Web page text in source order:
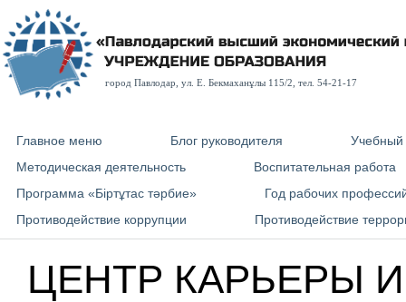
город Павлодар, ул. E. Бекмаханұлы 115/2, тел. 54-21-17
Главное меню Блог руководителя
Учебный
Методическая деятельность
Воспитательная работа
Программа «Біртұтас тәрбие»
Год рабочих
Противодействие коррупции
Противодействие
ЦЕНТР КАРЬЕРЫ